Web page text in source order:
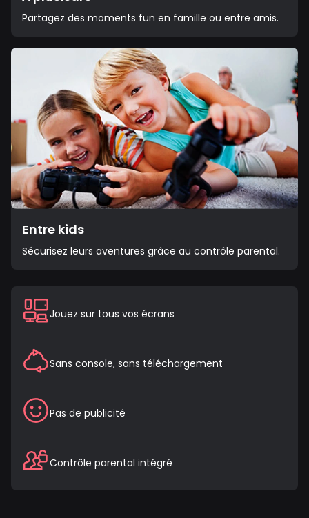
Partagez des moments fun en famille ou entre amis.
Entre kids
Sécurisez leurs aventures grâce au contrôle parental.
Jouez sur tous vos écrans
Sans console, sans téléchargement
Pas de publicité
Contrôle parental intégré